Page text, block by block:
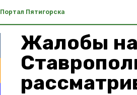
Портал Пятигорска
Жалобы на